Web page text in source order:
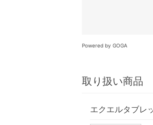
Powered by GOGA
取り扱い商品
エクエルタブレ